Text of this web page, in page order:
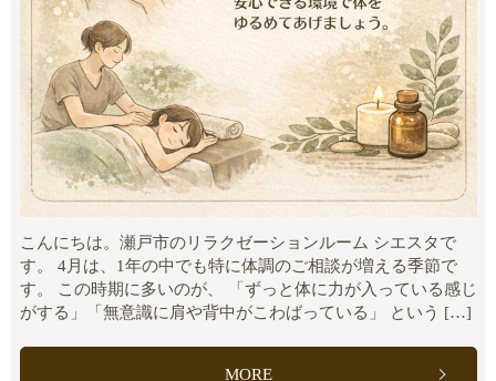
こんにちは。瀬戸市のリラクゼーションルーム シエスタで
す。 4月は、1年の中でも特に体調のご相談が増える季節で
す。 この時期に多いのが、 「ずっと体に力が入っている感じ
がする」「無意識に肩や背中がこわばっている」 という […]
MORE